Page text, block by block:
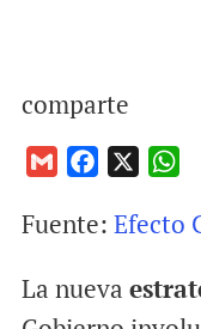
comparte
a
l
c
b
a
s
A
Fuente: Efecto
La nueva